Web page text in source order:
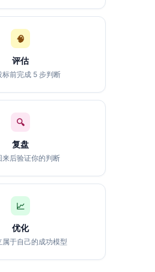
🧠
评估
标前完成 5 步判断
🔍
复盘
来后验证你的判断
📈
优化
属于自己的成功模型